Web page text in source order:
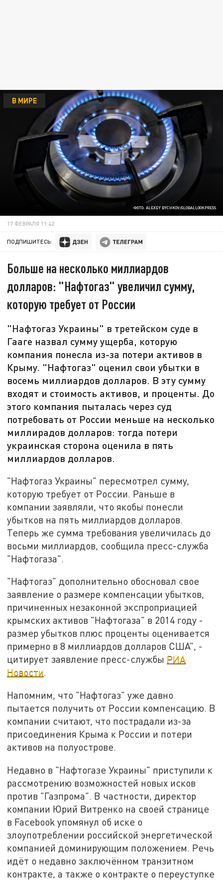
ФОТО: ALEXEY BYCHKOV/GLOBALLOOKPRESS
В МИРЕ
17 ФЕВРАЛЯ 11:42
ПОДПИШИТЕСЬ:
Больше на несколько миллиардов
долларов: "Нафтогаз" увеличил сумму,
которую требует от России
"Нафтогаз Украины" в третейском суде в
Гааге назвал сумму ущерба, которую
компания понесла из-за потери активов в
Крыму. "Нафтогаз" оценил свои убытки в
восемь миллиардов долларов. В эту сумму
входят и стоимость активов, и проценты. До
этого компания пыталась через суд
потребовать от России меньше на несколько
миллирадов долларов: тогда потери
украинская сторона оценила в пять
миллиардов долларов.
"Нафтогаз Украины" пересмотрел сумму,
которую требует от России. Раньше в
компании заявляли, что якобы понесли
убытков на пять миллиардов долларов.
Теперь же сумма требования увеличилась до
восьми миллиардов, сообщила пресс-служба
"Нафтогаза".
"Нафтогаз" дополнительно обосновал свое
заявление о размере компенсации убытков,
причиненных незаконной экспроприацией
крымских активов "Нафтогаза" в 2014 году -
размер убытков плюс проценты оценивается
примерно в 8 миллиардов долларов США", -
цитирует заявление пресс-службы РИА
Новости.
Напомним, что "Нафтогаз" уже давно
пытается получить от России компенсацию. В
компании считают, что пострадали из-за
присоединения Крыма к России и потери
активов на полуострове.
Недавно в "Нафтогазе Украины" приступили к
рассмотрению возможностей новых исков
против "Газпрома". В частности, директор
компании Юрий Витренко на своей странице
в Facebook упомянул об иске о
злоупотреблении российской энергетической
компанией доминирующим положением. Речь
идёт о недавно заключённом транзитном
контракте, а также о контракте о переуступке